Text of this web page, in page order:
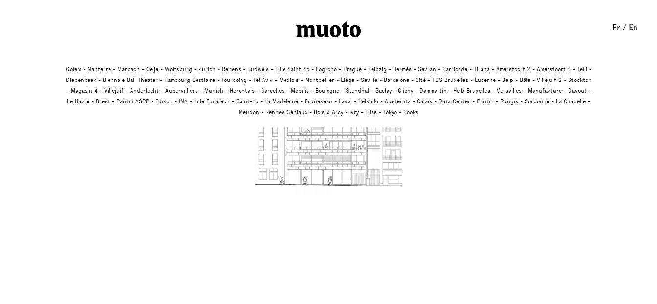
Studio Fr En
Golem Nanterre Marbach Celje Wolfsburg Zurich Renens Budweis Lille Saint So Logrono Prague Leipzig Hermès Sevran Barricade Tirana Amersfoort 2 Amersfoort 1
Telli
Diepenbeek
Biennale Ball Theater Hambourg Bestiaire Tourcoing Tel Aviv Médicis Montpellier Liège Seville Barcelone Cité TDS Bruxelles Lucerne Belp Bâle Villejuif 2
Stockton
Magasin 4
Villejuif Anderlecht Aubervilliers Munich Herentals Sarcelles Mobilis Boulogne Stendhal Saclay Clichy Dammartin Helb Bruxelles Versailles Manufakture
Davout
Le Havre
Brest Pantin ASPP Edison INA Lille Euratech Saint-Lô La Madeleine Bruneseau Laval Helsinki Austerlitz Calais Data Center Pantin Rungis Sorbonne
La Chapelle
Meudon
Rennes Géniaux Bois d’Arcy Ivry Lilas Tokyo Books